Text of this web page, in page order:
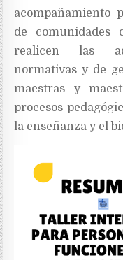
acompañamiento
de comunidades
realicen las
normativas y de
maestras y
procesos
la enseñanza y el